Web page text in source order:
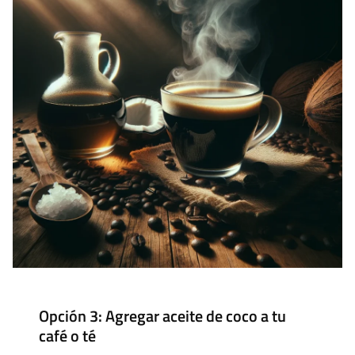
Opción 3: Agregar aceite de coco a tu
café o té